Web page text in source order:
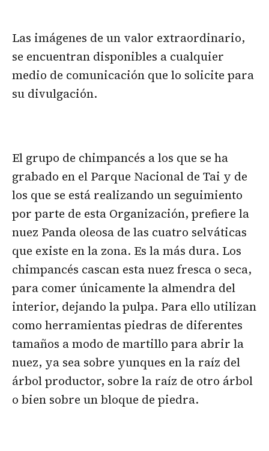
Las imágenes de un valor extraordinario,
se encuentran disponibles a cualquier
medio de comunicación que lo solicite para
su divulgación.
El grupo de chimpancés a los que se ha
grabado en el Parque Nacional de Tai y de
los que se está realizando un seguimiento
por parte de esta Organización, prefiere la
nuez Panda oleosa de las cuatro selváticas
que existe en la zona. Es la más dura. Los
chimpancés cascan esta nuez fresca o seca,
para comer únicamente la almendra del
interior, dejando la pulpa. Para ello utilizan
como herramientas piedras de diferentes
tamaños a modo de martillo para abrir la
nuez, ya sea sobre yunques en la raíz del
árbol productor, sobre la raíz de otro árbol
o bien sobre un bloque de piedra.